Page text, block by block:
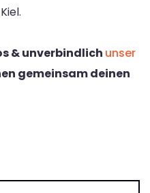
& unverbindlich unser
gemeinsam deinen